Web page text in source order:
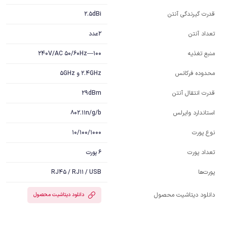
قدرت گیرندگی آنتن 2.5dBi
تعداد آنتن 2عدد
منبع تغذیه 100—240V/AC 50/60Hz
محدوده فرکانس 2.4GHz و 5GHz
قدرت انتقال آنتن 29dBm
استاندارد وایرلس 802.11n/g/b
نوع پورت 10/100/1000
تعداد پورت 6 پورت
پورت‌ها RJ45 / RJ11 / USB
دانلود دیتاشیت محصول دانلود دیتاشیت محصول